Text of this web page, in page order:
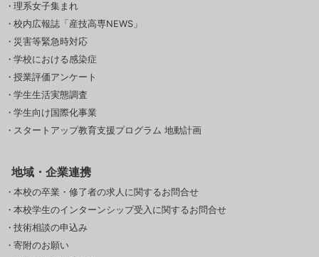
理系女子集まれ
校内広報誌「産技高専NEWS」
災害等緊急時対応
学校における感染症
授業評価アンケート
学生生活実態調査
学生向け国際化事業
スタートアップ教育支援プログラム 地動計画
地域・企業連携
本校の卒業・修了者の求人に関するお問合せ
本校学生のインターンシップ受入に関するお問合せ
技術相談の申込み
寄附のお願い